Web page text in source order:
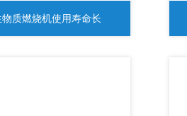
质燃烧机使用寿命长